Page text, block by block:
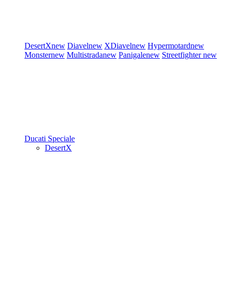
DesertXnew Diavelnew XDiavelnew Hypermotardnew
Monsternew Multistradanew Panigalenew Streetfighternew
Ducati Speciale
DesertX